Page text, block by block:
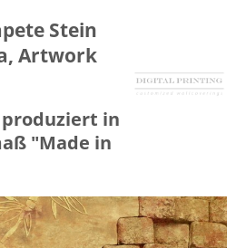
Stein
Artwork
in
"Made in